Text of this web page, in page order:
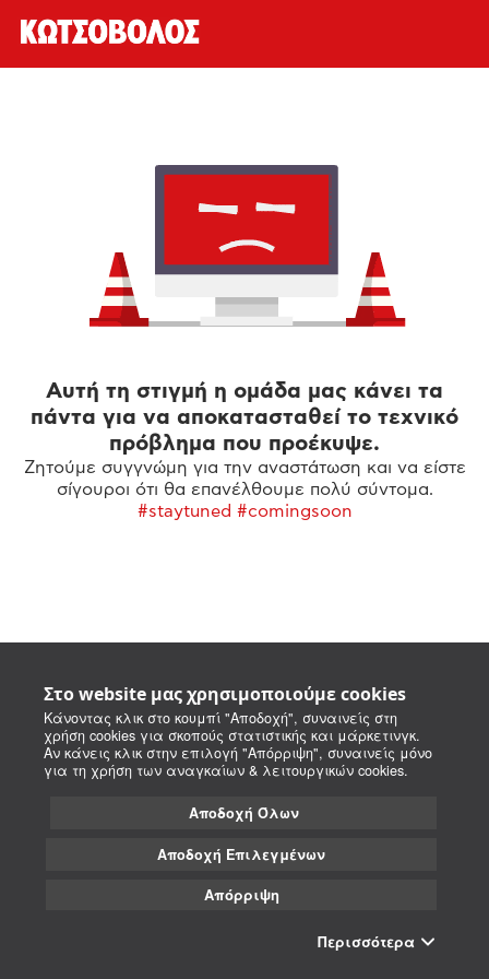
Στο website μας χρησιμοποιούμε cookies
Κάνοντας κλικ στο κουμπί "Αποδοχή", συναινείς στη
χρήση cookies για σκοπούς στατιστικής και μάρκετινγκ.
Αν κάνεις κλικ στην επιλογή "Απόρριψη", συναινείς μόνο
για τη χρήση των αναγκαίων & λειτουργικών cookies.
Αποδοχή Όλων
Αποδοχή Επιλεγμένων
Απόρριψη
Περισσότερα
Αυτή τη στιγμή η ομάδα μας κάνει τα
πάντα για να αποκατασταθεί το τεχνικό
πρόβλημα που προέκυψε.
Ζητούμε συγγνώμη για την αναστάτωση και να είστε
σίγουροι ότι θα επανέλθουμε πολύ σύντομα.
#staytuned #comingsoon